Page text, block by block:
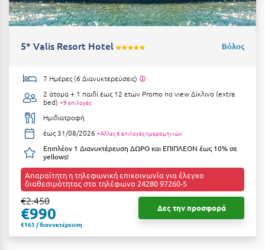
Κάρπαθος
Κάσος
Κασσάνδρα
Καστοριά
Κατερίνη
Κέα - Τζιά
Κερατέα
Κέρκυρα
Κεφαλονιά
5* Valis Resort Hotel Βόλος
7 Ημέρες (6 Διανυκτερεύσεις)
2 άτομα + 1 παιδί έως 12 ετών Promo no view Δίκλινο (extra
bed) +9 επιλογές
Ημιδιατροφή
έως 31/08/2026 +Άλλες 6 επιλογές ημερομηνιών
Επιπλέον 1 Διανυκτέρευση ΔΩΡΟ και ΕΠΙΠΛΕΟΝ έως 10% σε
yellows!
Απαραίτητη η τηλεφωνική επικοινωνία για έλεγχο
διαθεσιμότητας στο τηλέφωνο 24280 97260-5
€2.450
€990
€165 / διανυκτέρευση
Δες την προσφορά